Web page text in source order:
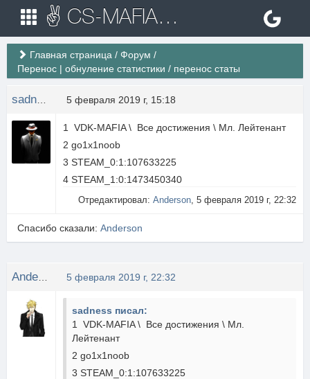
✌ CS-MAFIA.RU ✌ Игровые сервера Counter Strike 1.6
Главная страница / Форум /
Перенос | обнуление статистики / перенос статы
5 февраля 2019 г, 15:18
1 VDK-MAFIA \ Все достижения \ Мл. Лейтенант
2 go1x1noob
3 STEAM_0:1:107633225
4 STEAM_1:0:1473450340
Отредактировал: Anderson, 5 февраля 2019 г, 22:32
Спасибо сказали: Anderson
5 февраля 2019 г, 22:32
sadness писал:
1 VDK-MAFIA \ Все достижения \ Мл.
Лейтенант
2 go1x1noob
3 STEAM_0:1:107633225